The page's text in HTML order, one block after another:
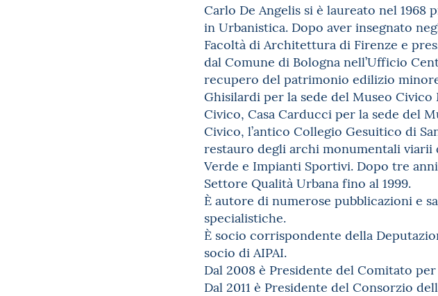
Carlo De Angelis si è laureato nel
in Urbanistica. Dopo aver insegnato
Facoltà di Architettura di Firenze e
dal Comune di Bologna nell’Ufficio
recupero del patrimonio edilizio
Ghisilardi per la sede del Museo
Civico, Casa Carducci per la sede del
Civico, l’antico Collegio Gesuitico di
restauro degli archi monumentali viarii
Verde e Impianti Sportivi. Dopo tre
Settore Qualità Urbana fino al 1999.
È autore di numerose pubblicazioni e
specialistiche.
È socio corrispondente della
socio di AIPAI.
Dal 2008 è Presidente del Comitato
Dal 2011 è Presidente del Consorzio